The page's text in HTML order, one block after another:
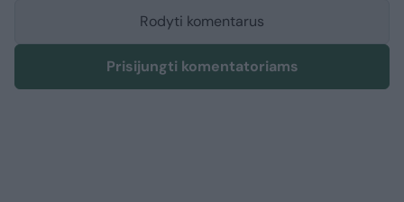
Rodyti komentarus
Prisijungti komentatoriams